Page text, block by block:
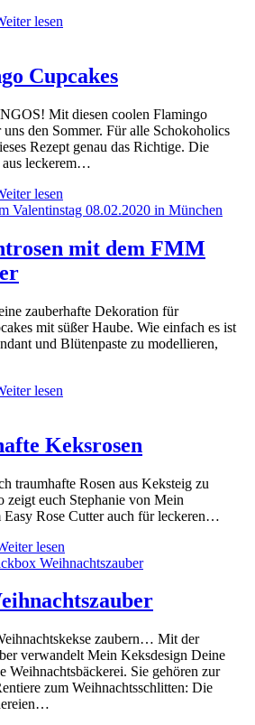
lesen
Cupcakes
Mit diesen coolen Flamingo
den Sommer. Für alle Schokoholics
Rezept genau das Richtige. Die
aus leckerem…
lesen
mit dem FMM
zauberhafte Dekoration für
mit süßer Haube. Wie einfach es ist
und Blütenpaste zu modellieren,
lesen
Keksrosen
traumhafte Rosen aus Keksteig zu
zeigt euch Stephanie von Mein
Rose Cutter auch für leckeren…
lesen
zaubern… Mit der
verwandelt Mein Keksdesign Deine
Weihnachtsbäckerei. Sie gehören zur
zum Weihnachtsschlitten: Die